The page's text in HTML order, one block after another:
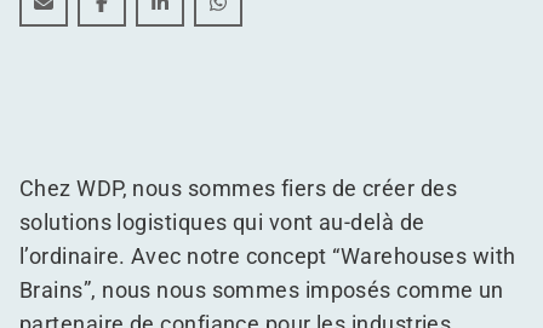
L’Expertise Build-to-Suit de WDP pour l’Industrie
L’Expertise Build-to-Suit de WDP pour
L’Expertise Build-to-Suit de WDP pour
L’Expertise Build-to-Suit de WDP
Chez WDP, nous sommes fiers de créer des
solutions logistiques qui vont au-delà de
l’ordinaire. Avec notre concept “Warehouses with
Brains”, nous nous sommes imposés comme un